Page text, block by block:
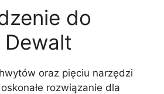
do
oraz pięciu narzędzi
rozwiązanie dla